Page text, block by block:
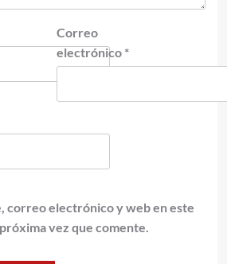
Correo
electrónico *
correo electrónico y web en este
vez que comente.